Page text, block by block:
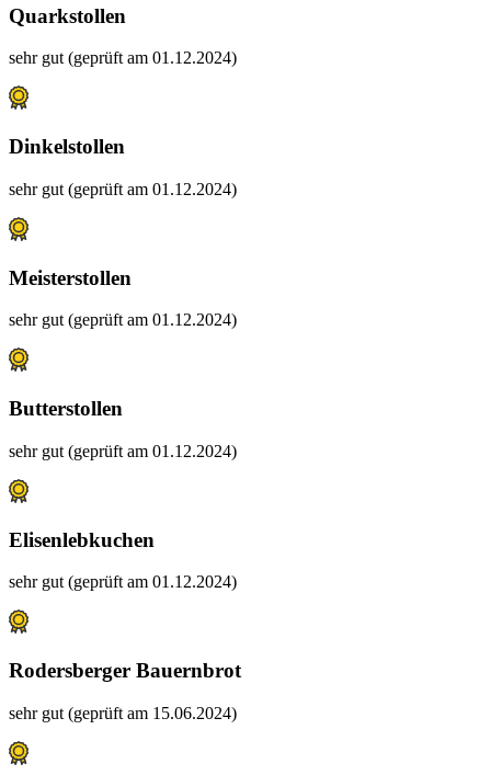
Quarkstollen
sehr gut (geprüft am 01.12.2024)
Dinkelstollen
sehr gut (geprüft am 01.12.2024)
Meisterstollen
sehr gut (geprüft am 01.12.2024)
Butterstollen
sehr gut (geprüft am 01.12.2024)
Elisenlebkuchen
sehr gut (geprüft am 01.12.2024)
Rodersberger Bauernbrot
sehr gut (geprüft am 15.06.2024)